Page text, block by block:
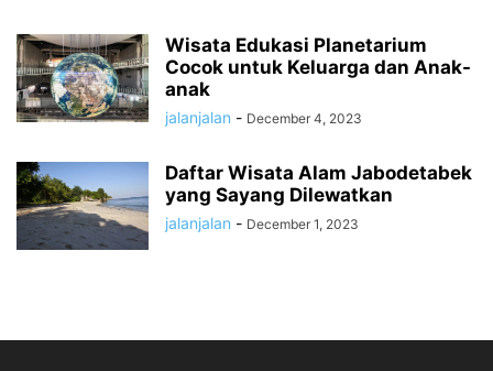
Wisata Edukasi Planetarium
Cocok untuk Keluarga dan Anak-
anak
jalanjalan - December 4, 2023
Daftar Wisata Alam Jabodetabek
yang Sayang Dilewatkan
jalanjalan - December 1, 2023